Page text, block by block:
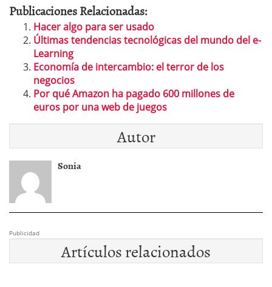
Publicaciones Relacionadas:
Hacer algo para ser usado
Últimas tendencias tecnológicas del mundo del e-
Learning
Economía de intercambio: el terror de los
negocios
Por qué Amazon ha pagado 600 millones de
euros por una web de juegos
Autor
Sonia
Publicidad
Artículos relacionados